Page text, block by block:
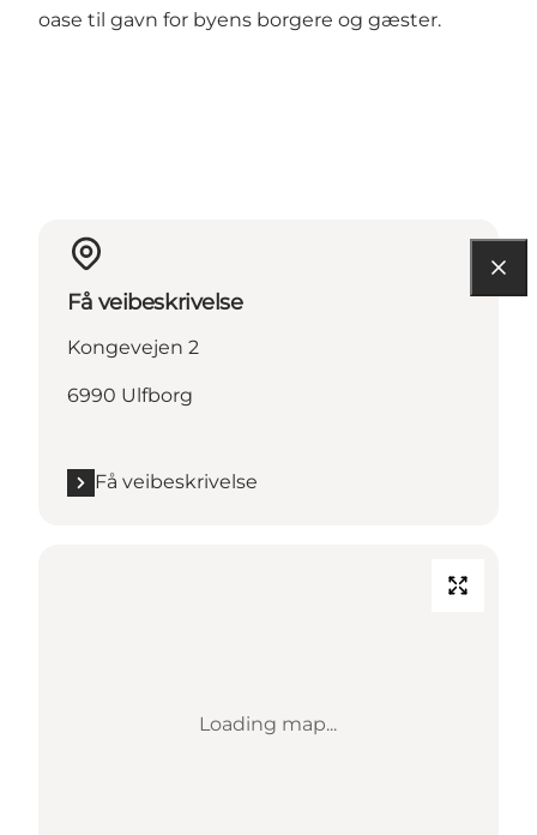
oase til gavn for byens borgere og gæster.
Få veibeskrivelse
Kongevejen 2
6990 Ulfborg
Få veibeskrivelse
Loading map...